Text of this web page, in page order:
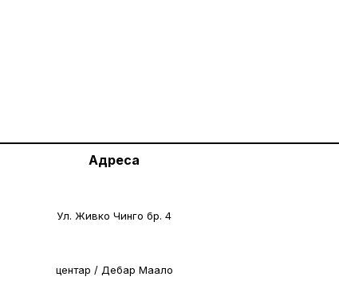
Адреса
Ул. Живко Чинго бр. 4
центар / Дебар Маало